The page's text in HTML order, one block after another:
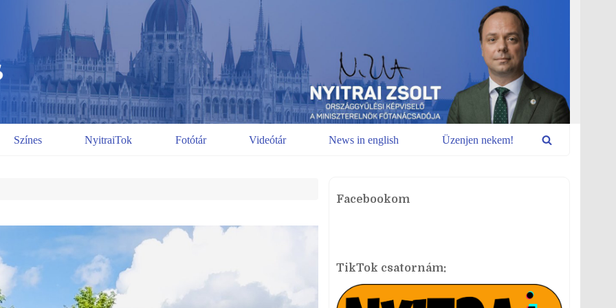
Színes NyitraiTok Fotótár Videótár News in english Üzenjen nekem!
Facebookom
TikTok csatornám: